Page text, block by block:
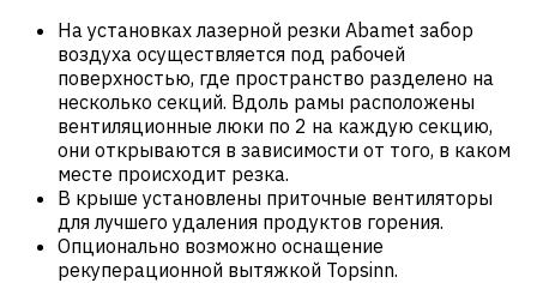
На установках лазерной резки Abamet забор
воздуха осуществляется под рабочей
поверхностью, где пространство разделено на
несколько секций. Вдоль рамы расположены
вентиляционные люки по 2 на каждую секцию,
они открываются в зависимости от того, в каком
месте происходит резка.
В крыше установлены приточные вентиляторы
для лучшего удаления продуктов горения.
Опционально возможно оснащение
рекуперационной вытяжкой Topsinn.